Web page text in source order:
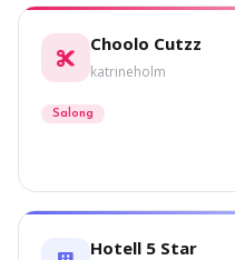
Choolo Cutzz
katrineholm
Salong
Hotell 5 Star